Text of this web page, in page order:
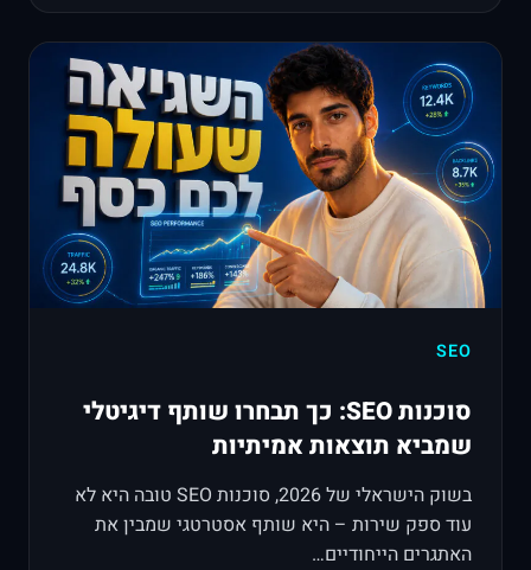
SEO
סוכנות SEO: כך תבחרו שותף דיגיטלי
שמביא תוצאות אמיתיות
בשוק הישראלי של 2026, סוכנות SEO טובה היא לא
עוד ספק שירות – היא שותף אסטרטגי שמבין את
האתגרים הייחודיים…